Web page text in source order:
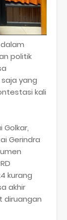
politik
yang
kali
Gerindra
kurang
akhir
diruangan